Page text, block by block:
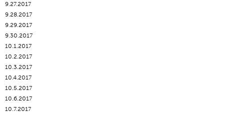
9.27.2017
9.28.2017
9.29.2017
9.30.2017
10.1.2017
10.2.2017
10.3.2017
10.4.2017
10.5.2017
10.6.2017
10.7.2017